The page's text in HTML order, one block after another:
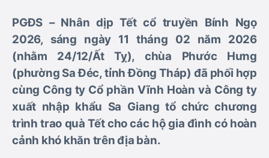
PGĐS – Nhân dịp Tết cổ truyền Bính Ngọ
2026, sáng ngày 11 tháng 02 năm 2026
(nhằm 24/12/Ất Tỵ), chùa Phước Hưng
(phường Sa Đéc, tỉnh Đồng Tháp) đã phối hợp
cùng Công ty Cổ phần Vĩnh Hoàn và Công ty
xuất nhập khẩu Sa Giang tổ chức chương
trình trao quà Tết cho các hộ gia đình có hoàn
cảnh khó khăn trên địa bàn.